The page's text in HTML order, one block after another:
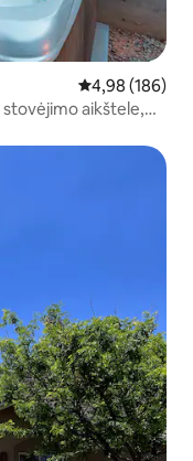
Vidutinis
4,98 (186)
aikštele,